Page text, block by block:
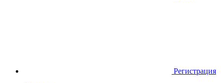
Регистрация